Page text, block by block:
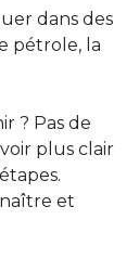
dans des
pétrole, la
? Pas de
plus clair
et